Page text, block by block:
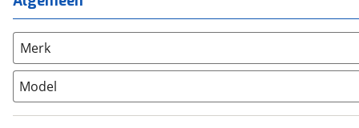
Overig (0)
Racefiets
Stadsfiets (15)
Tandem
Merk
Model